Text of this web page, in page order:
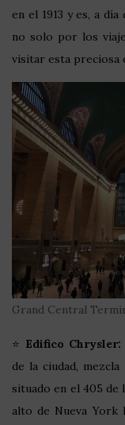
en el 1913 y es, a
no solo por los
visitar esta preciosa
Grand Central
⭐ Edifico Chrysler:
de la ciudad,
situado en el 405 de
alto de Nueva York